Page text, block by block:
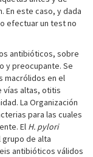
En este caso, y dada
efectuar un test no
antibióticos, sobre
y preocupante. Se
macrólidos en el
vías altas, otitis
La Organización
para las cuales
El H. pylori
de alta
antibióticos válidos